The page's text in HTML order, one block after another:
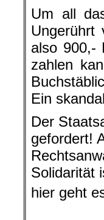
Um all
Ungerührt
also 900,-
zahlen
Ein
Der
gefordert!
Solidarität
hier geht